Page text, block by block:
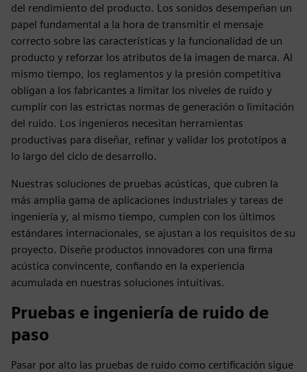
del rendimiento del producto. Los sonidos desempeñan un
papel fundamental a la hora de transmitir el mensaje
correcto sobre las características y la funcionalidad de un
producto y reforzar los atributos de la imagen de marca. Al
mismo tiempo, los reglamentos y la presión competitiva
obligan a los fabricantes a limitar los niveles de ruido y
cumplir con las estrictas normas de generación o limitación
del ruido. Los ingenieros necesitan herramientas
productivas para diseñar, refinar y validar los prototipos a
lo largo del ciclo de desarrollo.
Nuestras soluciones de pruebas acústicas, que cubren la
más amplia gama de aplicaciones industriales y tareas de
ingeniería y, al mismo tiempo, cumplen con los últimos
estándares internacionales, se ajustan a los requisitos de su
proyecto. Diseñe productos innovadores con una firma
acústica convincente, confiando en la experiencia
acumulada en nuestras soluciones intuitivas.
Pruebas e ingeniería de ruido de
paso
Pasar por alto las pruebas de ruido como certificación sigue